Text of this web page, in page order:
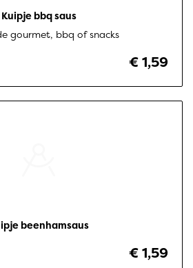
Kuipje bbq saus
gourmet, bbq of snacks
€ 1,59
beenhamsaus
€ 1,59